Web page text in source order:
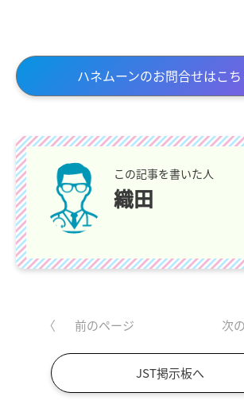
ハネムーンのお問合せはこ
この記事を書いた人
織田
前のページ
JST掲示板へ
次